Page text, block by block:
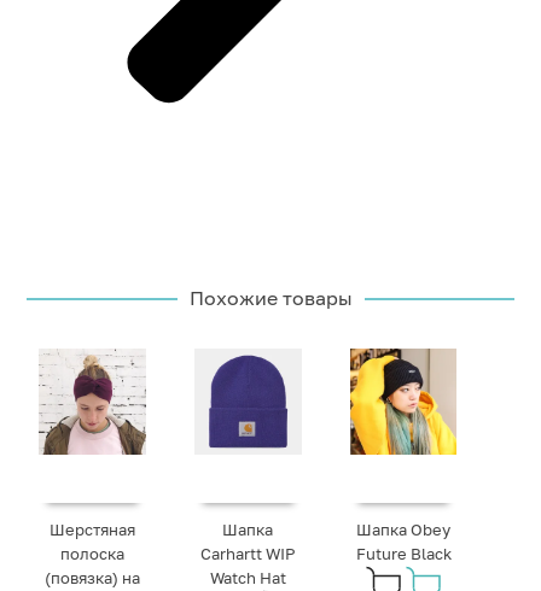
Похожие товары
Шерстяная
полоска
(повязка) на
Шапка
Carhartt WIP
Watch Hat
Шапка Obey
Future Black